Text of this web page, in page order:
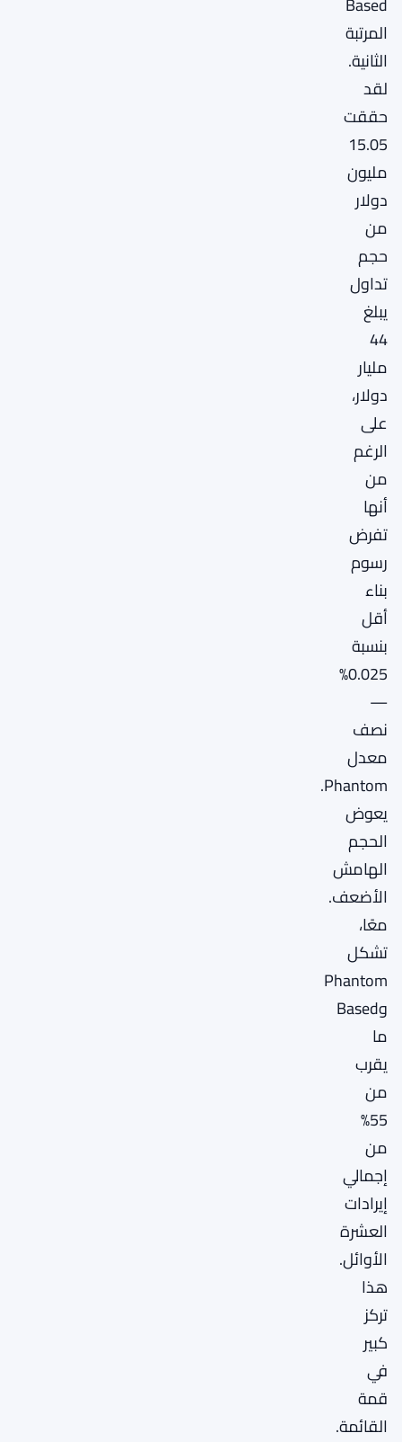
المرتبة
الثانية.
لقد
حققت
15.05
مليون
دولار
من
حجم
تداول
يبلغ
44
مليار
دولار،
على
الرغم
من
أنها
تفرض
رسوم
بناء
أقل
بنسبة
0.025%
—
نصف
معدل
Phantom.
يعوض
الحجم
الهامش
الأضعف.
معًا،
تشكل
Phantom
وBased
ما
يقرب
من
55%
من
إجمالي
إيرادات
العشرة
الأوائل.
هذا
تركز
كبير
في
قمة
القائمة.